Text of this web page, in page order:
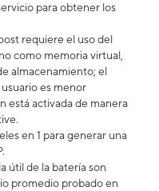
para obtener los
requiere el uso del
como memoria virtual,
almacenamiento; el
es menor
está activada de manera
en 1 para generar una
útil de la batería son
promedio probado en